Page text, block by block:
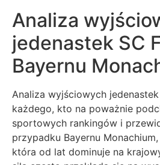
Analiza
jedenastek SC
Bayernu
Analiza wyjściowych
każdego, kto na poważnie
sportowych rankingów i
przypadku Bayernu
która od lat dominuje na